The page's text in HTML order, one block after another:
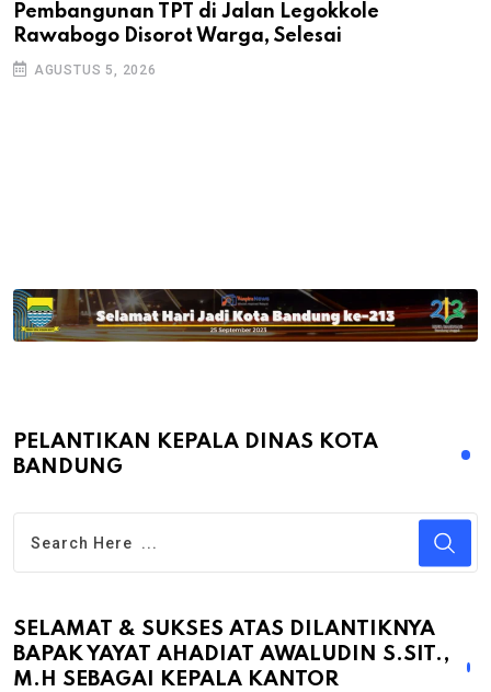
Pembangunan TPT di Jalan Legokkole
Rawabogo Disorot Warga, Selesai
AGUSTUS 5, 2026
PELANTIKAN KEPALA DINAS KOTA
BANDUNG
SELAMAT & SUKSES ATAS DILANTIKNYA
BAPAK YAYAT AHADIAT AWALUDIN S.SIT.,
M.H SEBAGAI KEPALA KANTOR